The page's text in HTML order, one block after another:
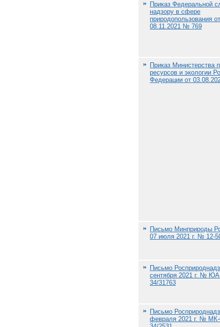
Приказ Федеральной
надзору в сфере
природопользования от
08.11.2021 № 769
Приказ Министерства
ресурсов и экологии
Федерации от
Письмо Минприроды
07 июля 2021 г. № 12-
Письмо
сентября 2021 г. №
34/31763
Письмо
февраля 2021 г. № МК-